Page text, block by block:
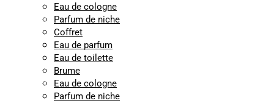
Eau de cologne
Parfum de niche
Coffret
Eau de parfum
Eau de toilette
Brume
Eau de cologne
Parfum de niche